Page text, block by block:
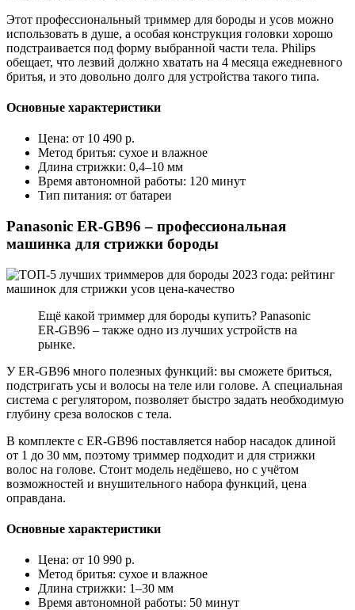
Этот профессиональный триммер для бороды и усов можно
использовать в душе, а особая конструкция головки хорошо
подстраивается под форму выбранной части тела. Philips
обещает, что лезвий должно хватать на 4 месяца ежедневного
бритья, и это довольно долго для устройства такого типа.
Основные характеристики
Цена: от 10 490 р.
Метод бритья: сухое и влажное
Длина стрижки: 0,4–10 мм
Время автономной работы: 120 минут
Тип питания: от батареи
Panasonic ER-GB96 – профессиональная
машинка для стрижки бороды
Ещё какой триммер для бороды купить? Panasonic
ER-GB96 – также одно из лучших устройств на
рынке.
У ER-GB96 много полезных функций: вы сможете бриться,
подстригать усы и волосы на теле или голове. А специальная
система с регулятором, позволяет быстро задать необходимую
глубину среза волосков с тела.
В комплекте с ER-GB96 поставляется набор насадок длиной
от 1 до 30 мм, поэтому триммер подходит и для стрижки
волос на голове. Стоит модель недёшево, но с учётом
возможностей и внушительного набора функций, цена
оправдана.
Основные характеристики
Цена: от 10 990 р.
Метод бритья: сухое и влажное
Длина стрижки: 1–30 мм
Время автономной работы: 50 минут